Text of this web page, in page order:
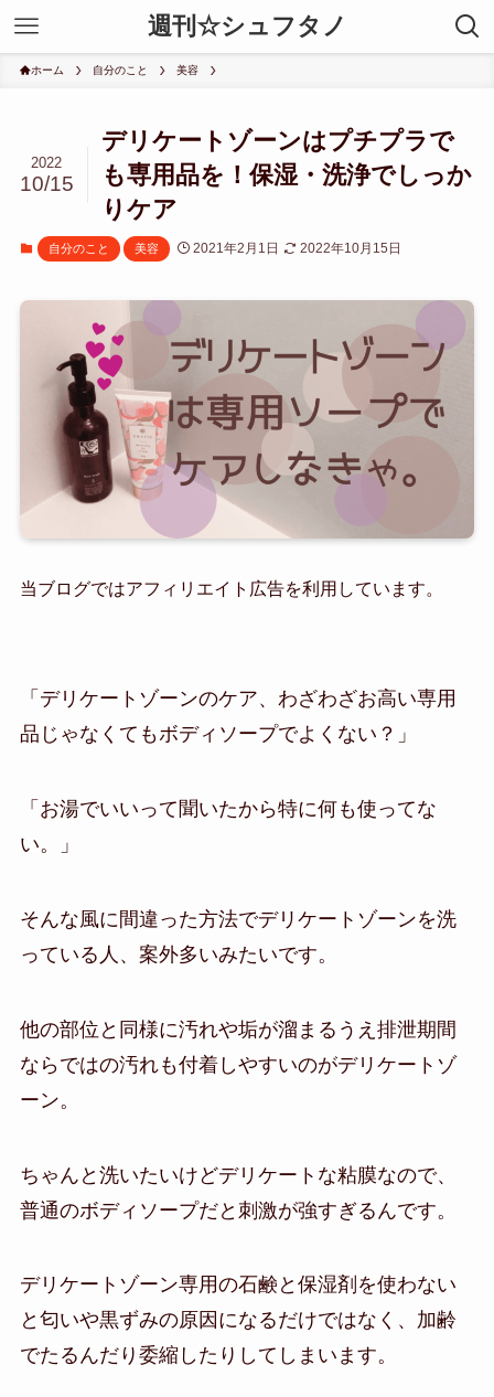
週刊☆シュフタノ
ホーム 自分のこと 美容
デリケートゾーンはプチプラで
も専用品を！保湿・洗浄でしっか
りケア
2022
10/15
自分のこと 美容 2021年2月1日 2022年10月15日
当ブログではアフィリエイト広告を利用しています。
「デリケートゾーンのケア、わざわざお高い専用
品じゃなくてもボディソープでよくない？」
「お湯でいいって聞いたから特に何も使ってな
い。」
そんな風に間違った方法でデリケートゾーンを洗
っている人、案外多いみたいです。
他の部位と同様に汚れや垢が溜まるうえ排泄期間
ならではの汚れも付着しやすいのがデリケートゾ
ーン。
ちゃんと洗いたいけどデリケートな粘膜なので、
普通のボディソープだと刺激が強すぎるんです。
デリケートゾーン専用の石鹸と保湿剤を使わない
と匂いや黒ずみの原因になるだけではなく、加齢
でたるんだり委縮したりしてしまいます。